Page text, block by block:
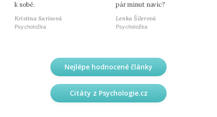
k sobě.
Kristina Sarisová
Psycholožka
pár minut navíc?
Lenka Šilerová
Psycholožka
Nejlépe hodnocené články
Citáty z Psychologie.cz